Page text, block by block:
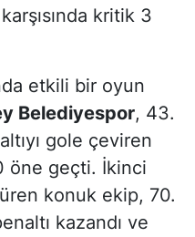
kritik 3
etkili bir oyun
Belediyespor, 43.
gole çeviren
öne geçti. İkinci
konuk ekip, 70.
kazandı ve